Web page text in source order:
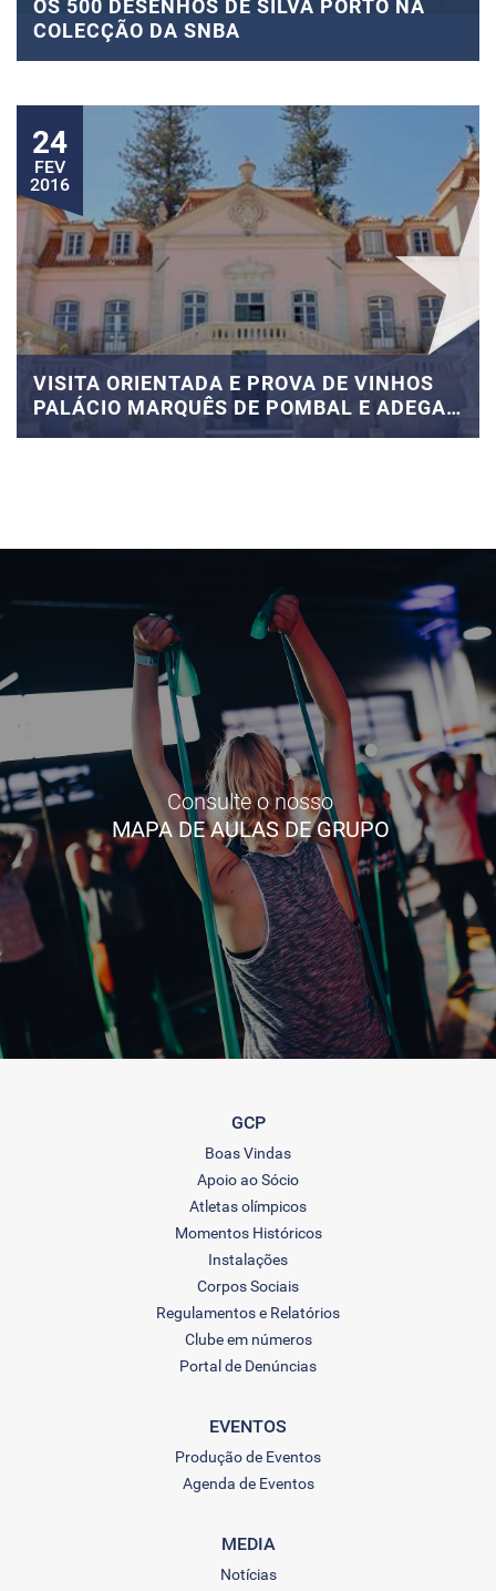
OS 500 DESENHOS DE SILVA PORTO NA
COLECÇÃO DA SNBA
24
FEV
2016
VISITA ORIENTADA E PROVA DE VINHOS
PALÁCIO MARQUÊS DE POMBAL E ADEGA
– OEIRAS
Consulte o nosso
MAPA DE AULAS DE GRUPO
GCP
Boas Vindas
Apoio ao Sócio
Atletas olímpicos
Momentos Históricos
Instalações
Corpos Sociais
Regulamentos e Relatórios
Clube em números
Portal de Denúncias
EVENTOS
Produção de Eventos
Agenda de Eventos
MEDIA
Notícias